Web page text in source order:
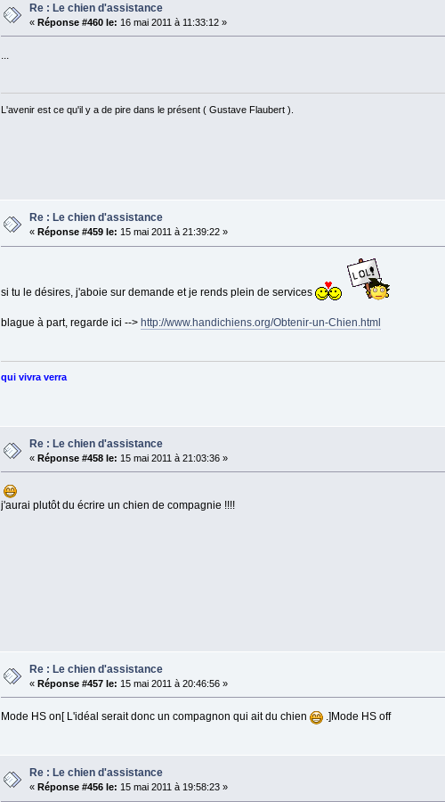
Re : Le chien d'assistance
« Réponse #460 le: 16 mai 2011 à 11:33:12 »
L'avenir est ce qu'il y a de pire dans le présent ( Gustave Flaubert ).
Re : Le chien d'assistance
« Réponse #459 le: 15 mai 2011 à 21:39:22 »
si tu le désires, j'aboie sur demande et je rends plein de services
blague à part, regarde ici --> http://www.handichiens.org/Obtenir-un-Chien.html
qui vivra verra
Re : Le chien d'assistance
« Réponse #458 le: 15 mai 2011 à 21:03:36 »
j'aurai plutôt du écrire un chien de compagnie !!!!
Re : Le chien d'assistance
« Réponse #457 le: 15 mai 2011 à 20:46:56 »
Mode HS on[ L'idéal serait donc un compagnon qui ait du chien .]Mode HS off
Re : Le chien d'assistance
« Réponse #456 le: 15 mai 2011 à 19:58:23 »